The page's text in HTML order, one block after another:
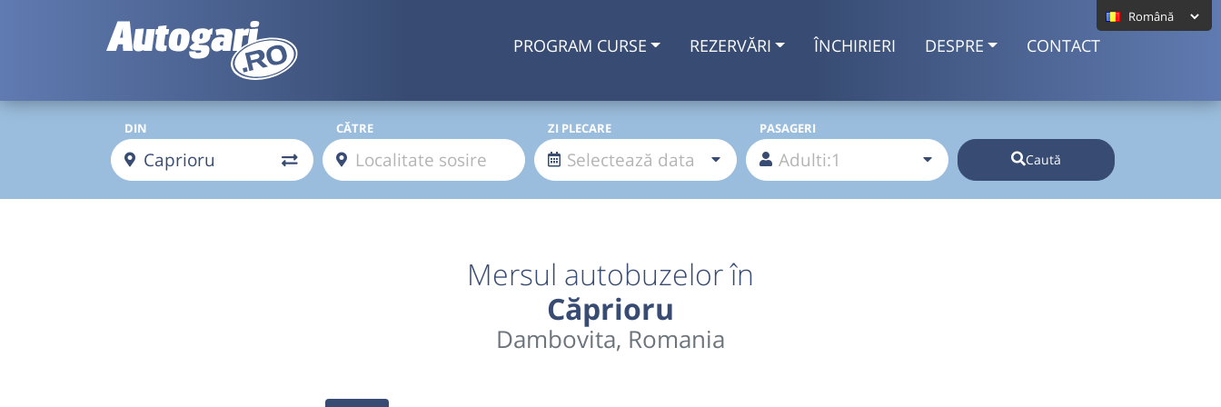
PROGRAM CURSE REZERVĂRI ÎNCHIRIERI DESPRE CONTACT
DIN CĂTRE ZI PLECARE PASAGERI
Caută
Mersul autobuzelor în
Căprioru
Dambovita, Romania